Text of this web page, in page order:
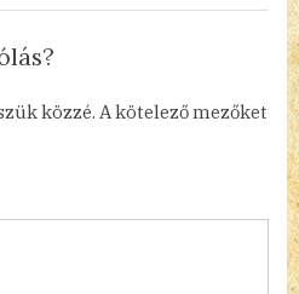
közzé. A kötelező mezőket